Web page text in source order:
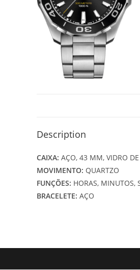
Description
CAIXA: AÇO, 43 MM, VIDRO
MOVIMENTO: QUARTZO
FUNÇÕES: HORAS, MINUTOS,
BRACELETE: AÇO